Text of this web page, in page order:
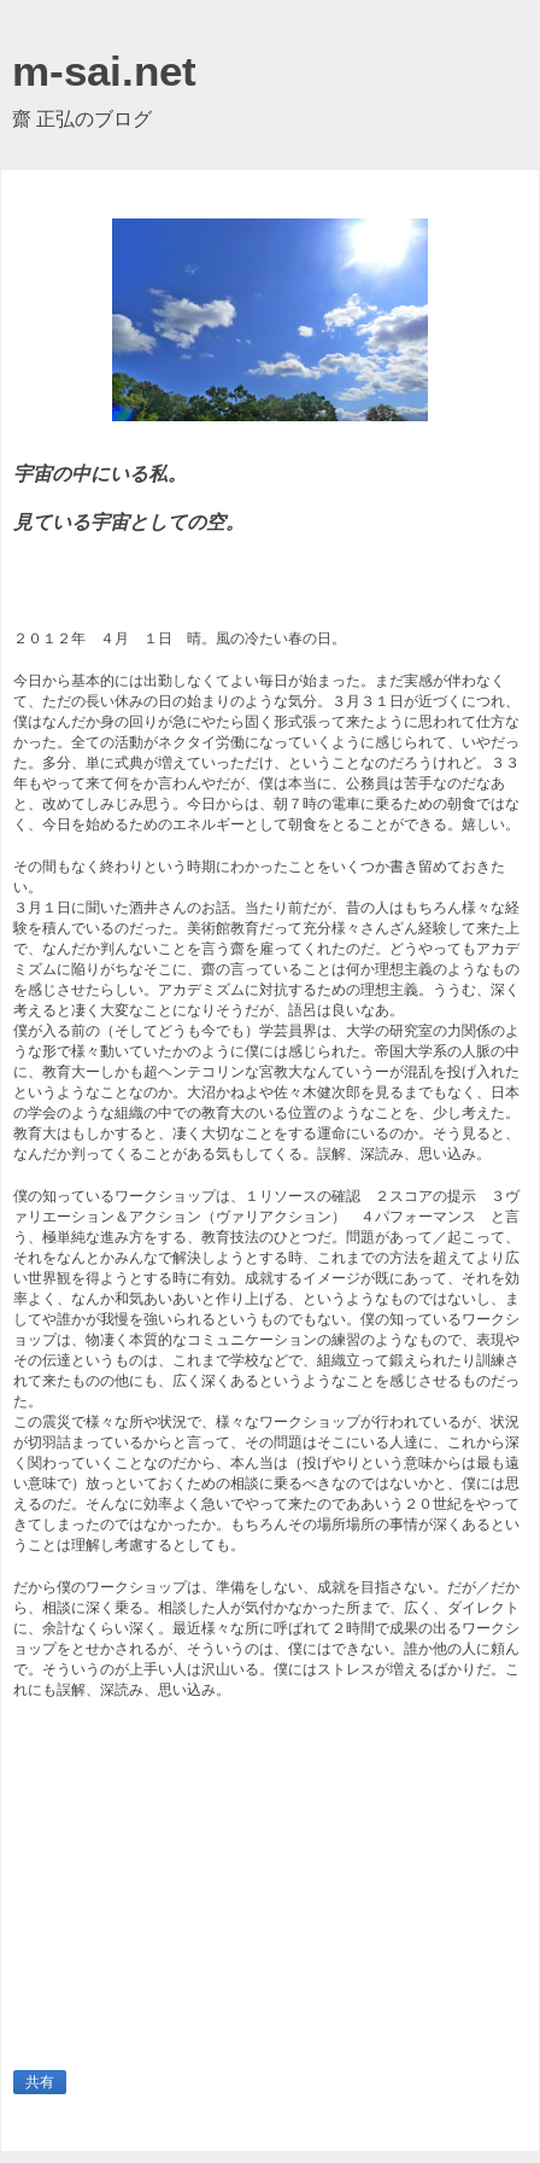
m-sai.net
齋 正弘のブログ
宇宙の中にいる私。
見ている宇宙としての空。
２０１２年 ４月 １日 晴。風の冷たい春の日。
今日から基本的には出勤しなくてよい毎日が始まった。まだ実感が伴わなく
て、ただの長い休みの日の始まりのような気分。３月３１日が近づくにつれ、
僕はなんだか身の回りが急にやたら固く形式張って来たように思われて仕方な
かった。全ての活動がネクタイ労働になっていくように感じられて、いやだっ
た。多分、単に式典が増えていっただけ、ということなのだろうけれど。３３
年もやって来て何をか言わんやだが、僕は本当に、公務員は苦手なのだなあ
と、改めてしみじみ思う。今日からは、朝７時の電車に乗るための朝食ではな
く、今日を始めるためのエネルギーとして朝食をとることができる。嬉しい。
その間もなく終わりという時期にわかったことをいくつか書き留めておきた
い。
３月１日に聞いた酒井さんのお話。当たり前だが、昔の人はもちろん様々な経
験を積んでいるのだった。美術館教育だって充分様々さんざん経験して来た上
で、なんだか判んないことを言う齋を雇ってくれたのだ。どうやってもアカデ
ミズムに陥りがちなそこに、齋の言っていることは何か理想主義のようなもの
を感じさせたらしい。アカデミズムに対抗するための理想主義。ううむ、深く
考えると凄く大変なことになりそうだが、語呂は良いなあ。
僕が入る前の（そしてどうも今でも）学芸員界は、大学の研究室の力関係のよ
うな形で様々動いていたかのように僕には感じられた。帝国大学系の人脈の中
に、教育大ーしかも超ヘンテコリンな宮教大なんていうーが混乱を投げ入れた
というようなことなのか。大沼かねよや佐々木健次郎を見るまでもなく、日本
の学会のような組織の中での教育大のいる位置のようなことを、少し考えた。
教育大はもしかすると、凄く大切なことをする運命にいるのか。そう見ると、
なんだか判ってくることがある気もしてくる。誤解、深読み、思い込み。
僕の知っているワークショップは、１リソースの確認 ２スコアの提示 ３ヴ
ァリエーション＆アクション（ヴァリアクション） ４パフォーマンス と言
う、極単純な進み方をする、教育技法のひとつだ。問題があって／起こって、
それをなんとかみんなで解決しようとする時、これまでの方法を超えてより広
い世界観を得ようとする時に有効。成就するイメージが既にあって、それを効
率よく、なんか和気あいあいと作り上げる、というようなものではないし、ま
してや誰かが我慢を強いられるというものでもない。僕の知っているワークシ
ョップは、物凄く本質的なコミュニケーションの練習のようなもので、表現や
その伝達というものは、これまで学校などで、組織立って鍛えられたり訓練さ
れて来たものの他にも、広く深くあるというようなことを感じさせるものだっ
た。
この震災で様々な所や状況で、様々なワークショップが行われているが、状況
が切羽詰まっているからと言って、その問題はそこにいる人達に、これから深
く関わっていくことなのだから、本ん当は（投げやりという意味からは最も遠
い意味で）放っといておくための相談に乗るべきなのではないかと、僕には思
えるのだ。そんなに効率よく急いでやって来たのでああいう２０世紀をやって
きてしまったのではなかったか。もちろんその場所場所の事情が深くあるとい
うことは理解し考慮するとしても。
だから僕のワークショップは、準備をしない、成就を目指さない。だが／だか
ら、相談に深く乗る。相談した人が気付かなかった所まで、広く、ダイレクト
に、余計なくらい深く。最近様々な所に呼ばれて２時間で成果の出るワークシ
ョップをとせかされるが、そういうのは、僕にはできない。誰か他の人に頼ん
で。そういうのが上手い人は沢山いる。僕にはストレスが増えるばかりだ。こ
れにも誤解、深読み、思い込み。
共有